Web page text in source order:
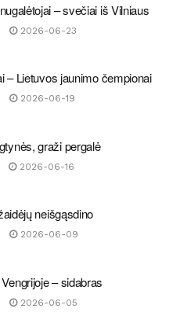
– svečiai iš Vilniaus
2026-06-23
– Lietuvos jaunimo čempionai
2026-06-19
graži pergalė
2026-06-16
neišgąsdino
2026-06-09
– sidabras
2026-06-05